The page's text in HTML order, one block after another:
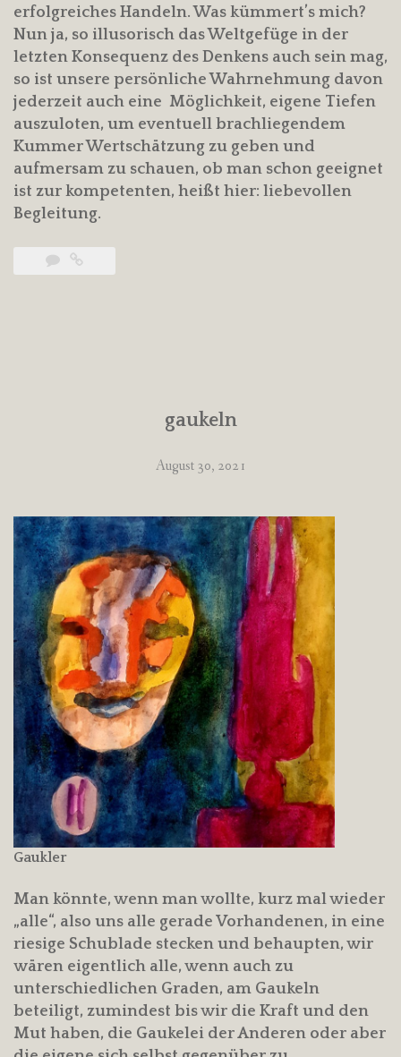
erfolgreiches Handeln. Was kümmert’s mich?
Nun ja, so illusorisch das Weltgefüge in der
letzten Konsequenz des Denkens auch sein mag,
so ist unsere persönliche Wahrnehmung davon
jederzeit auch eine Möglichkeit, eigene Tiefen
auszuloten, um eventuell brachliegendem
Kummer Wertschätzung zu geben und
aufmersam zu schauen, ob man schon geeignet
ist zur kompetenten, heißt hier: liebevollen
Begleitung.
gaukeln
August 30, 2021
Gaukler
Man könnte, wenn man wollte, kurz mal wieder
„alle“, also uns alle gerade Vorhandenen, in eine
riesige Schublade stecken und behaupten, wir
wären eigentlich alle, wenn auch zu
unterschiedlichen Graden, am Gaukeln
beteiligt, zumindest bis wir die Kraft und den
Mut haben, die Gaukelei der Anderen oder aber